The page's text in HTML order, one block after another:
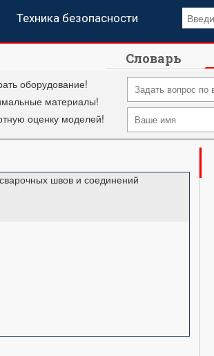
Техника безопасности
Словарь
оборудование!
материалы!
оценку моделей!